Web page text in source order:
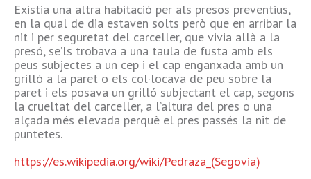
Existia una altra habitació per als presos preventius,
en la qual de dia estaven solts però que en arribar la
nit i per seguretat del carceller, que vivia allà a la
presó, se’ls trobava a una taula de fusta amb els
peus subjectes a un cep i el cap enganxada amb un
grilló a la paret o els col·locava de peu sobre la
paret i els posava un grilló subjectant el cap, segons
la crueltat del carceller, a l’altura del pres o una
alçada més elevada perquè el pres passés la nit de
puntetes.
https://es.wikipedia.org/wiki/Pedraza_(Segovia)